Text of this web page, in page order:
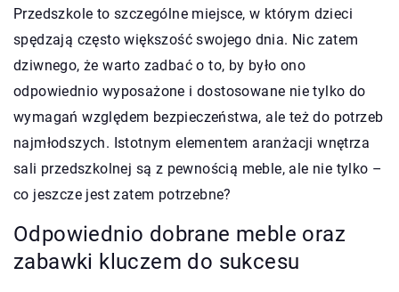
Przedszkole to szczególne miejsce, w którym dzieci
spędzają często większość swojego dnia. Nic zatem
dziwnego, że warto zadbać o to, by było ono
odpowiednio wyposażone i dostosowane nie tylko do
wymagań względem bezpieczeństwa, ale też do potrzeb
najmłodszych. Istotnym elementem aranżacji wnętrza
sali przedszkolnej są z pewnością meble, ale nie tylko –
co jeszcze jest zatem potrzebne?
Odpowiednio dobrane meble oraz
zabawki kluczem do sukcesu